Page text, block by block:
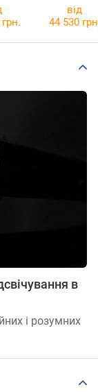
Day Date
від
44 530
в
і розумних